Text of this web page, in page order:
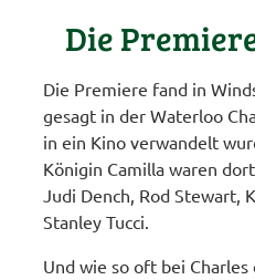
Die
Die Premiere fand in
gesagt in der Waterloo
in ein Kino verwandelt
Königin Camilla waren
Judi Dench, Rod Stewart,
Stanley Tucci.
Und wie so oft bei